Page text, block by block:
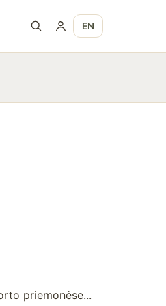
EN
priemonėse...